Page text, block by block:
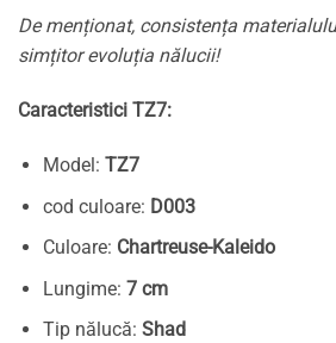
De menționat, consistența
simțitor evoluția nălucii!
Caracteristici TZ7:
Model: TZ7
cod culoare: D003
Culoare: Chartreuse-Kaleido
Lungime: 7 cm
Tip nălucă: Shad